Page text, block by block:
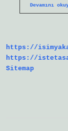
Devamını
https://
https://
Sitemap